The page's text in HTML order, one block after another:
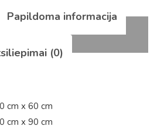
Papildoma informacija
(0)
cm x 60 cm
cm x 90 cm